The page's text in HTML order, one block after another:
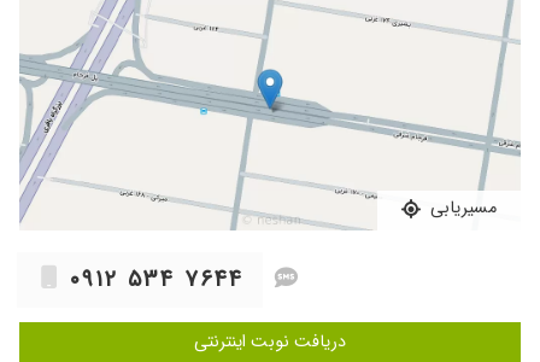
عضو مؤسسه انیستیتو پاردوکس درمانی ایران
سابقه مشاوره و برگزاری کارگاه در مدارس، سراهای محله و کلینیک
سابقه فعالیت مشاوره ای در کلینیک آویده - مسیر سبز - مهرانا
عضو مشاورین ـ صنعتی شریف
فعالیت های آموزشی:
برگزاری کارگاه های:
مسیریابی
۰۹۱۲ ۵۳۴ ۷۶۴۴
دریافت نوبت اینترنتی